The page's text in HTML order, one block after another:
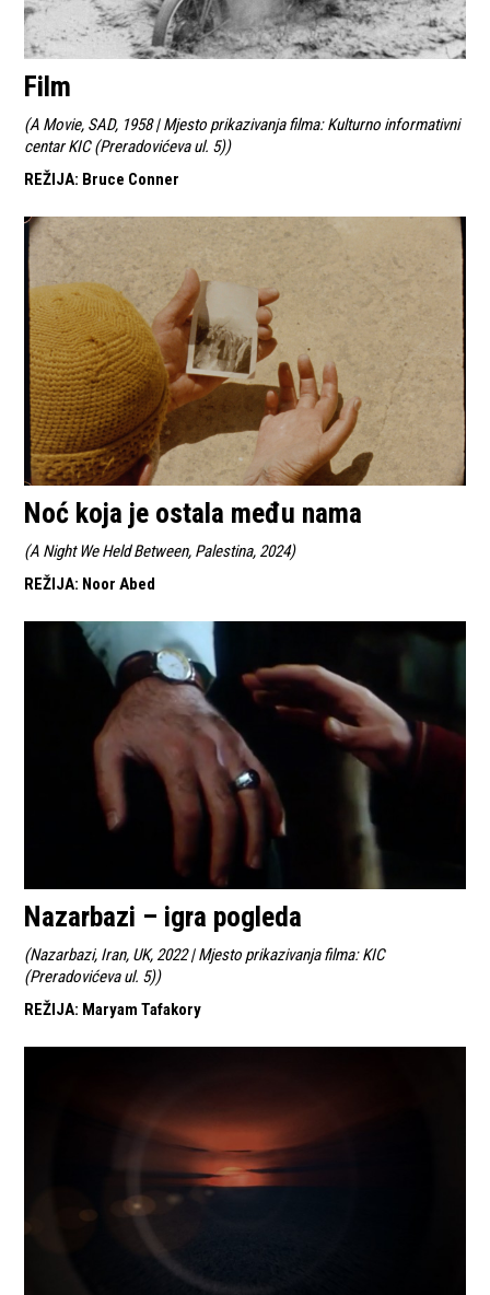
Film
(A Movie, SAD, 1958 | Mjesto prikazivanja filma: Kulturno informativni
centar KIC (Preradovićeva ul. 5))
REŽIJA: Bruce Conner
Noć koja je ostala među nama
(A Night We Held Between, Palestina, 2024)
REŽIJA: Noor Abed
Nazarbazi – igra pogleda
(Nazarbazi, Iran, UK, 2022 | Mjesto prikazivanja filma: KIC
(Preradovićeva ul. 5))
REŽIJA: Maryam Tafakory